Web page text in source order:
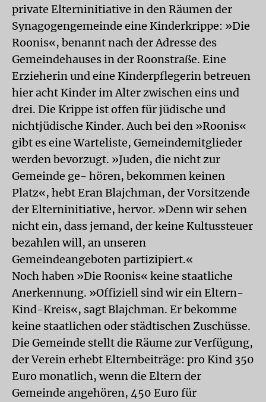
private Elterninitiative in den Räumen der
Synagogengemeinde eine Kinderkrippe: »Die
Roonis«, benannt nach der Adresse des
Gemeindehauses in der Roonstraße. Eine
Erzieherin und eine Kinderpflegerin betreuen
hier acht Kinder im Alter zwischen eins und
drei. Die Krippe ist offen für jüdische und
nichtjüdische Kinder. Auch bei den »Roonis«
gibt es eine Warteliste, Gemeindemitglieder
werden bevorzugt. »Juden, die nicht zur
Gemeinde ge- hören, bekommen keinen
Platz«, hebt Eran Blajchman, der Vorsitzende
der Elterninitiative, hervor. »Denn wir sehen
nicht ein, dass jemand, der keine Kultussteuer
bezahlen will, an unseren
Gemeindeangeboten partizipiert.«
Noch haben »Die Roonis« keine staatliche
Anerkennung. »Offiziell sind wir ein Eltern-
Kind-Kreis«, sagt Blajchman. Er bekomme
keine staatlichen oder städtischen Zuschüsse.
Die Gemeinde stellt die Räume zur Verfügung,
der Verein erhebt Elternbeiträge: pro Kind 350
Euro monatlich, wenn die Eltern der
Gemeinde angehören, 450 Euro für